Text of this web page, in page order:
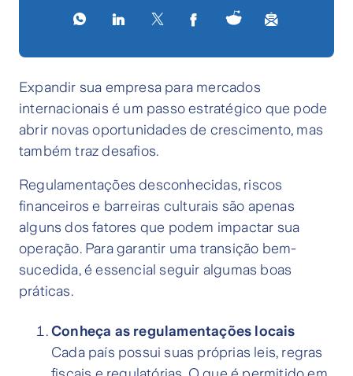
Expandir sua empresa para mercados
internacionais é um passo estratégico que pode
abrir novas oportunidades de crescimento, mas
também traz desafios.
Regulamentações desconhecidas, riscos
financeiros e barreiras culturais são apenas
alguns dos fatores que podem impactar sua
operação. Para garantir uma transição bem-
sucedida, é essencial seguir algumas boas
práticas.
Conheça as regulamentações locais
Cada país possui suas próprias leis, regras